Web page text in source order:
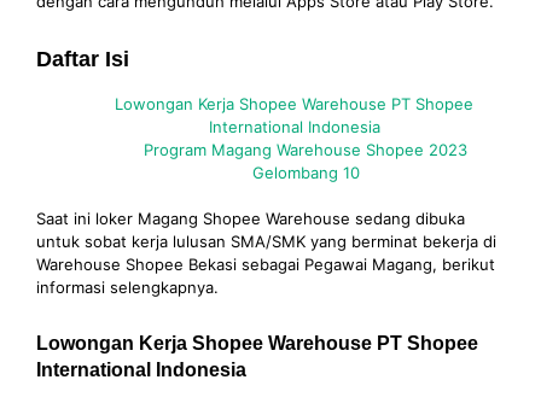
Daftar Isi
Lowongan Kerja Shopee Warehouse PT Shopee
International Indonesia
Program Magang Warehouse Shopee 2023
Gelombang 10
Saat ini loker Magang Shopee Warehouse sedang dibuka
untuk sobat kerja lulusan SMA/SMK yang berminat bekerja di
Warehouse Shopee Bekasi sebagai Pegawai Magang, berikut
informasi selengkapnya.
Lowongan Kerja Shopee Warehouse PT Shopee
International Indonesia